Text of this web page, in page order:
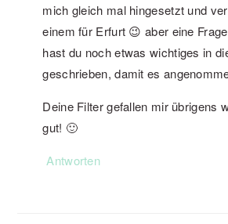
mich gleich mal hingesetzt und
einem für Erfurt 😉 aber eine
hast du noch etwas wichtiges in
geschrieben, damit es
Deine Filter gefallen mir übrigens
gut! 🙂
Antworten